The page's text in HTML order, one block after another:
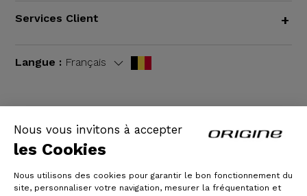
Nous vous invitons à accepter
les Cookies
Nous utilisons des cookies pour garantir le bon fonctionnement du
site, personnaliser votre navigation, mesurer la fréquentation et
Services Client +
Langue : Français
CGV | Mentions légales